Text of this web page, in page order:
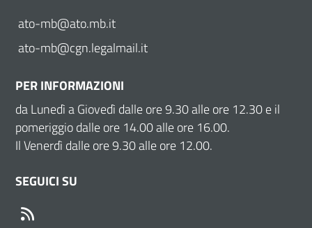
ato-mb@ato.mb.it
ato-mb@cgn.legalmail.it
PER INFORMAZIONI
da Lunedì a Giovedì dalle ore 9.30 alle ore 12.30 e il
pomeriggio dalle ore 14.00 alle ore 16.00.
Il Venerdì dalle ore 9.30 alle ore 12.00.
SEGUICI SU